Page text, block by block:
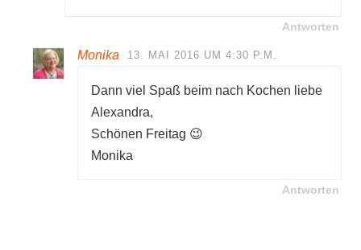
Antworten
Monika 13. MAI 2016 UM 4:30 P.M.
Dann viel Spaß beim nach Kochen liebe
Alexandra,
Schönen Freitag 😉
Monika
Antworten